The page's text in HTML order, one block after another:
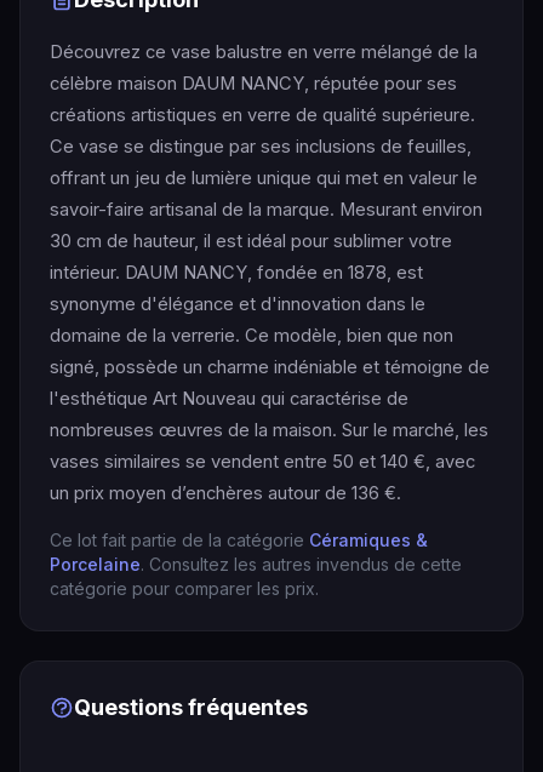
Découvrez ce vase balustre en verre mélangé de la
célèbre maison DAUM NANCY, réputée pour ses
créations artistiques en verre de qualité supérieure.
Ce vase se distingue par ses inclusions de feuilles,
offrant un jeu de lumière unique qui met en valeur le
savoir-faire artisanal de la marque. Mesurant environ
30 cm de hauteur, il est idéal pour sublimer votre
intérieur. DAUM NANCY, fondée en 1878, est
synonyme d'élégance et d'innovation dans le
domaine de la verrerie. Ce modèle, bien que non
signé, possède un charme indéniable et témoigne de
l'esthétique Art Nouveau qui caractérise de
nombreuses œuvres de la maison. Sur le marché, les
vases similaires se vendent entre 50 et 140 €, avec
un prix moyen d’enchères autour de 136 €.
Ce lot fait partie de la catégorie Céramiques &
Porcelaine. Consultez les autres invendus de cette
catégorie pour comparer les prix.
Questions fréquentes